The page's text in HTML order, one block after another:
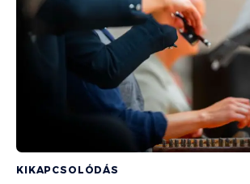
KIKAPCSOLÓDÁS